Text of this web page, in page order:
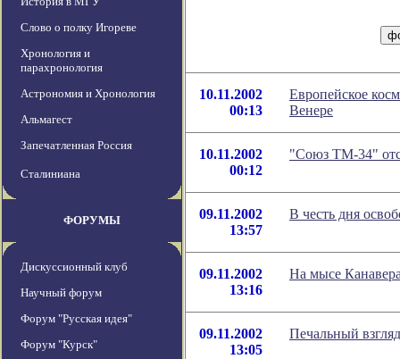
Слово о полку Игореве
Хронология и
парахронология
Астрономия и Хронология
Альмагест
Запечатленная Россия
Сталиниана
ФОРУМЫ
Дискуссионный клуб
Научный форум
Форум "Русская идея"
Форум "Курск"
10.11.2002
00:13
Европейское
Венере
10.11.2002
00:12
"Союз ТМ-34"
09.11.2002
13:57
В честь дня
09.11.2002
13:16
На мысе
09.11.2002
13:05
Печальный